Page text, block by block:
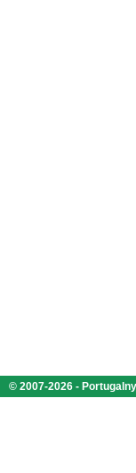
© 2007-2026 -